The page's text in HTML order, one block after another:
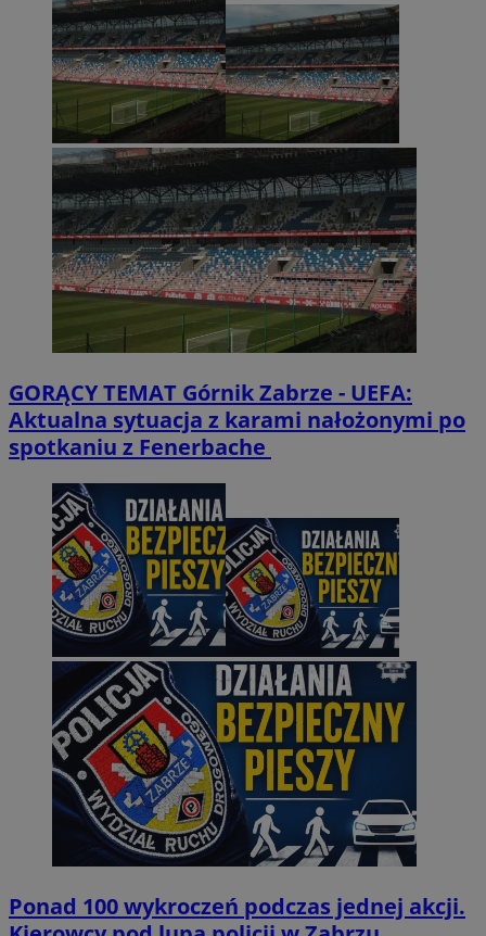
GORĄCY TEMAT Górnik Zabrze - UEFA:
Aktualna sytuacja z karami nałożonymi po
spotkaniu z Fenerbache
Ponad 100 wykroczeń podczas jednej akcji.